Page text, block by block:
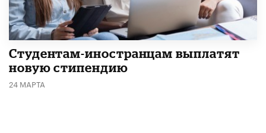
Студентам-иностранцам выплатят
новую стипендию
24 МАРТА